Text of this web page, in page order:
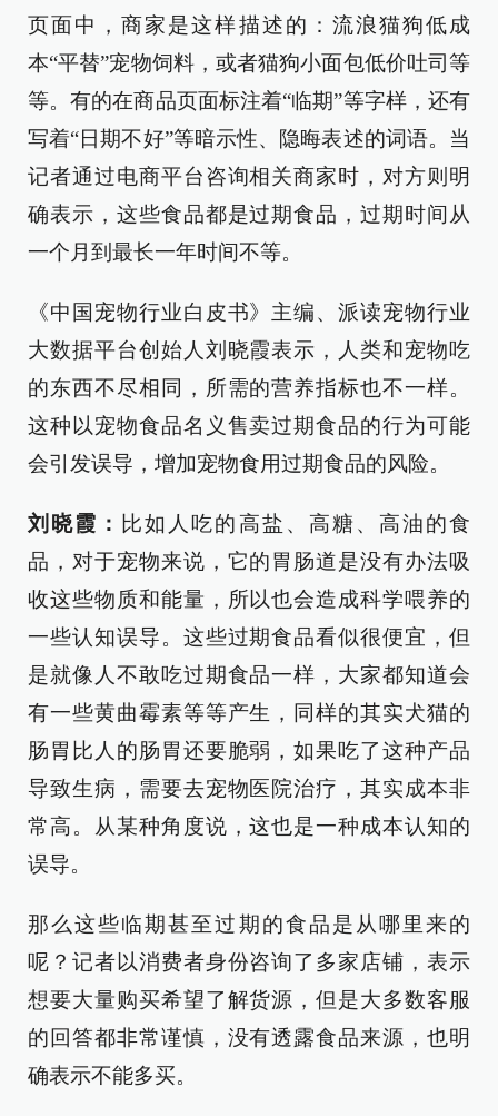
页面中，商家是这样描述的：流浪猫狗低成
本“平替”宠物饲料，或者猫狗小面包低价吐司等
等。有的在商品页面标注着“临期”等字样，还有
写着“日期不好”等暗示性、隐晦表述的词语。当
记者通过电商平台咨询相关商家时，对方则明
确表示，这些食品都是过期食品，过期时间从
一个月到最长一年时间不等。
《中国宠物行业白皮书》主编、派读宠物行业
大数据平台创始人刘晓霞表示，人类和宠物吃
的东西不尽相同，所需的营养指标也不一样。
这种以宠物食品名义售卖过期食品的行为可能
会引发误导，增加宠物食用过期食品的风险。
刘晓霞： 比如人吃的高盐、高糖、高油的食
品，对于宠物来说，它的胃肠道是没有办法吸
收这些物质和能量，所以也会造成科学喂养的
一些认知误导。这些过期食品看似很便宜，但
是就像人不敢吃过期食品一样，大家都知道会
有一些黄曲霉素等等产生，同样的其实犬猫的
肠胃比人的肠胃还要脆弱，如果吃了这种产品
导致生病，需要去宠物医院治疗，其实成本非
常高。从某种角度说，这也是一种成本认知的
误导。
那么这些临期甚至过期的食品是从哪里来的
呢？记者以消费者身份咨询了多家店铺，表示
想要大量购买希望了解货源，但是大多数客服
的回答都非常谨慎，没有透露食品来源，也明
确表示不能多买。